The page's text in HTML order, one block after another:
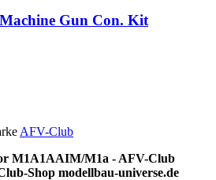
Gun Con. Kit
AFV-Club
M1A1AAIM/M1a - AFV-Club
Shop modellbau-universe.de